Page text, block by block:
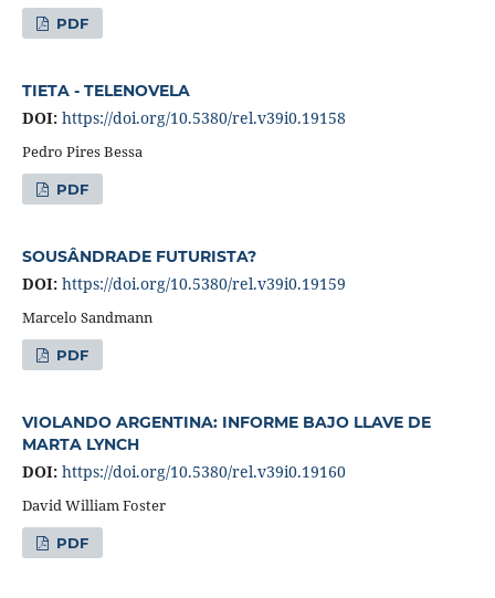
PDF
TIETA - TELENOVELA
DOI: https://doi.org/10.5380/rel.v39i0.19158
Pedro Pires Bessa
PDF
SOUSÂNDRADE FUTURISTA?
DOI: https://doi.org/10.5380/rel.v39i0.19159
Marcelo Sandmann
PDF
VIOLANDO ARGENTINA: INFORME BAJO LLAVE DE
MARTA LYNCH
DOI: https://doi.org/10.5380/rel.v39i0.19160
David William Foster
PDF